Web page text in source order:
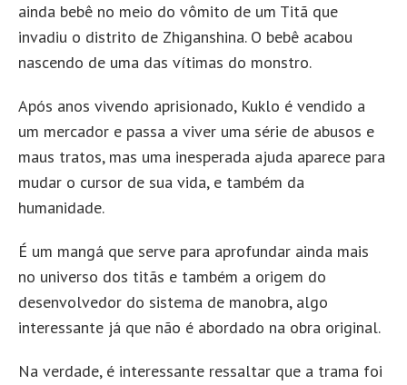
ainda bebê no meio do vômito de um Titã que
invadiu o distrito de Zhiganshina. O bebê acabou
nascendo de uma das vítimas do monstro.
Após anos vivendo aprisionado, Kuklo é vendido a
um mercador e passa a viver uma série de abusos e
maus tratos, mas uma inesperada ajuda aparece para
mudar o cursor de sua vida, e também da
humanidade.
É um mangá que serve para aprofundar ainda mais
no universo dos titãs e também a origem do
desenvolvedor do sistema de manobra, algo
interessante já que não é abordado na obra original.
Na verdade, é interessante ressaltar que a trama foi